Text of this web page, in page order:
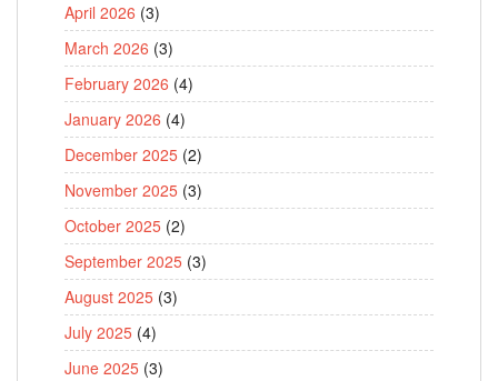
April 2026 (3)
March 2026 (3)
February 2026 (4)
January 2026 (4)
December 2025 (2)
November 2025 (3)
October 2025 (2)
September 2025 (3)
August 2025 (3)
July 2025 (4)
June 2025 (3)